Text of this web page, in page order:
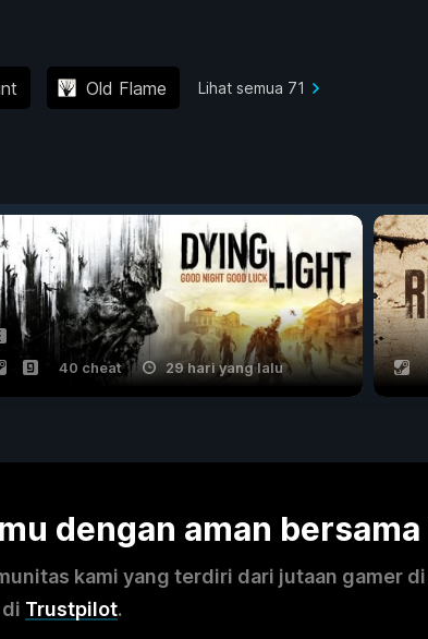
Old Flame Lihat semua 71
40 cheat 29 hari yang lalu
dengan aman bersama
kami yang terdiri dari jutaan gamer
Trustpilot.